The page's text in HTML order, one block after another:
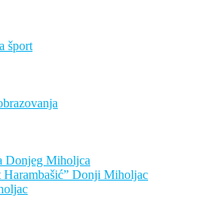
šport
Donjeg Miholjca
Harambašić” Donji Miholjac